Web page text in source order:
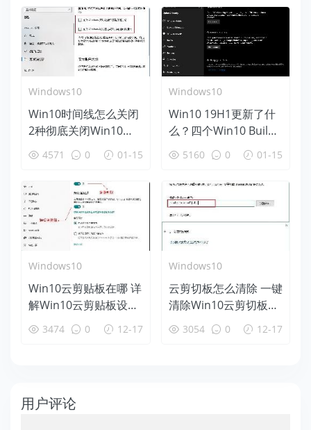
Windows10
Win10时间线怎么关闭
2种彻底关闭Win10时
间线方法
4571 0 01-15
Windows10
Win10 19H1更新了什
么？四个Win10 Build
18312新特性盘点
5160 0 01-15
Windows10
Win10云剪贴板在哪 详
解Win10云剪贴板设置
使用教程
3474 0 12-17
Windows10
云剪切板怎么清除 一键
清除Win10云剪切板方
法 3054 0 12-17
用户评论